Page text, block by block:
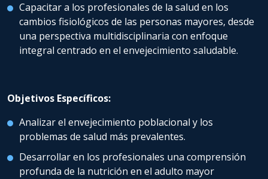
Capacitar a los profesionales de la salud en los
cambios fisiológicos de las personas mayores, desde
una perspectiva multidisciplinaria con enfoque
integral centrado en el envejecimiento saludable.
Objetivos Específicos:
Analizar el envejecimiento poblacional y los
problemas de salud más prevalentes.
Desarrollar en los profesionales una comprensión
profunda de la nutrición en el adulto mayor